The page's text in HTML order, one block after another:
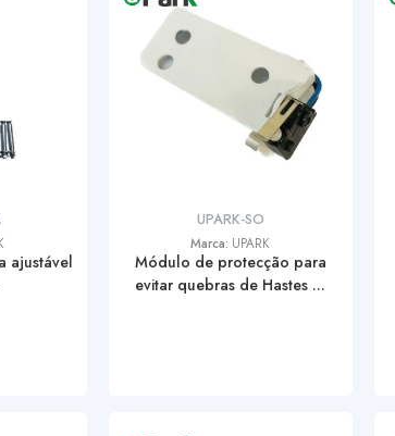
ajustável
UPARK-SO
Marca: UPARK
Módulo de protecção para
evitar quebras de Hastes ...